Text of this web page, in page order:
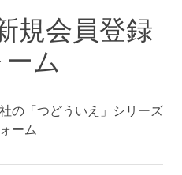
規会員登録
ム
の「つどういえ」シリーズ
ーム